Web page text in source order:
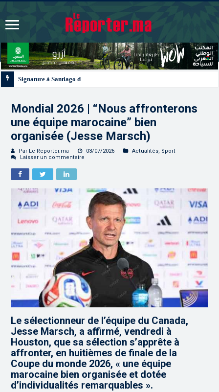
Mondial 2026 | “Nous affronterons
une équipe marocaine” bien
organisée (Jesse Marsch)
Par Le Reporter.ma 03/07/2026 Actualités, Sport
Laisser un commentaire
Le sélectionneur de l’équipe du Canada,
Jesse Marsch, a affirmé, vendredi à
Houston, que sa sélection s’apprête à
affronter, en huitièmes de finale de la
Coupe du monde 2026, « une équipe
marocaine bien organisée et dotée
d’individualités remarquables ».